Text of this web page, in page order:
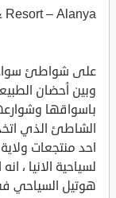
Resort – Alanya
على شواطئ سواحل
وبين أحضان
باسواقها
الشاطئ الذي
احد منتجعات
لسياحية الانيا ،
هوتيل السياحي في